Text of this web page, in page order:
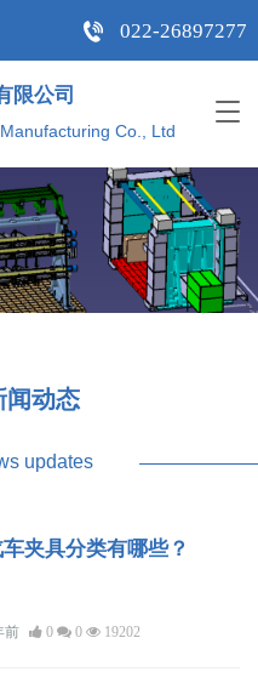
022-26897277
Co., Ltd
限公司
T
l
e
n
a
v
闻动态
updates
夹具分类有哪些？
前 0 0 19202